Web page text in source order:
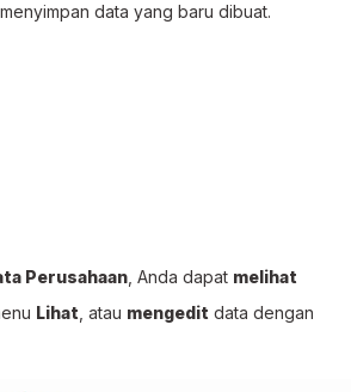
data yang baru dibuat.
Perusahaan , Anda dapat melihat
Lihat , atau mengedit data dengan